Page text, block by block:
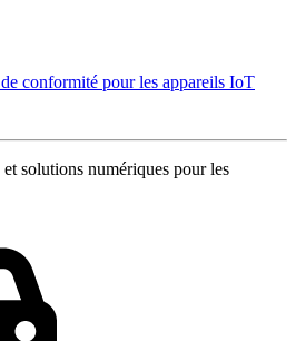
conformité pour les appareils IoT
solutions numériques pour les